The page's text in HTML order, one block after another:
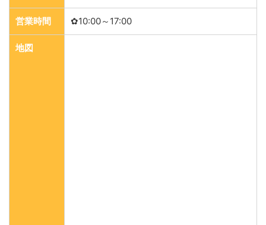
営業時間 ✿10:00～17:00
地図